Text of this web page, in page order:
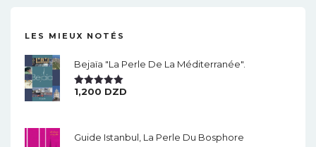
LES MIEUX NOTÉS
Bejaïa "la Perle De La Méditerranée".
Note5.00
1,200 DZD
Guide Istanbul, La Perle Du Bosphore